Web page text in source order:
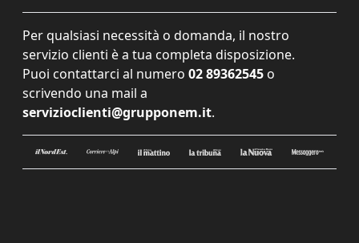
Per qualsiasi necessità o domanda, il nostro
servizio clienti è a tua completa disposizione.
Puoi contattarci al numero 02 89362545 o
scrivendo una mail a
servizioclienti@grupponem.it.